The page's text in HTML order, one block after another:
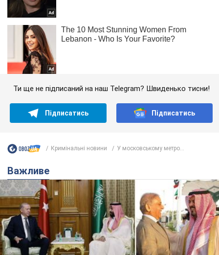
Ти ще не підписаний на наш Telegram? Швиденько тисни!
Підписатись Підписатись
Кримінальні новини У московському метро...
Важливе